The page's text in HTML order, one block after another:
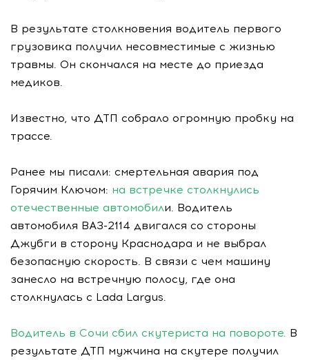
В результате столкновения водитель первого
грузовика получил несовместимые с жизнью
травмы. Он скончался на месте до приезда
медиков.
Известно, что ДТП собрало огромную пробку на
трассе.
Ранее мы писали: смертельная авария под
Горячим Ключом: на встречке столкнулись
отечественные автомобили. Водитель
автомобиля ВАЗ-2114 двигался со стороны
Джубги в сторону Краснодара и не выбрал
безопасную скорость. В связи с чем машину
занесло на встречную полосу, где она
столкнулась с Lada Largus.
Водитель в Сочи сбил скутериста на повороте. В
результате ДТП мужчина на скутере получил